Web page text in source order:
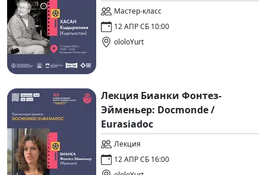
Мастер-класс
12 АПР СБ 10:00
ololoYurt
Лекция Бианки Фонтез-
Эйменьер: Docmonde /
Eurasiadoc
Лекция
12 АПР СБ 16:00